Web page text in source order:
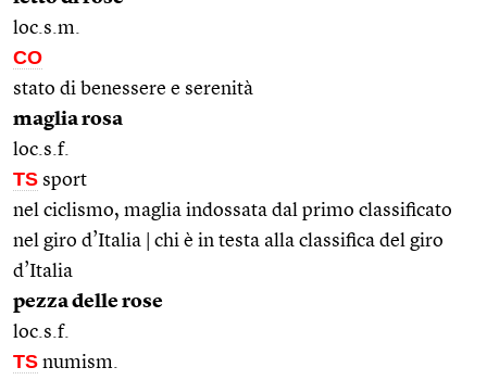
loc.s.m.
CO
stato di benessere e serenità
maglia rosa
loc.s.f.
TS sport
nel ciclismo, maglia indossata dal primo classificato
nel giro d’Italia | chi è in testa alla classifica del giro
d’Italia
pezza delle rose
loc.s.f.
TS numism.